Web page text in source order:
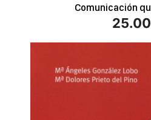
Comunicación
25.00